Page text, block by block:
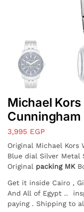
Michael Kors
Cunningham
3,995 EGP
Original Michael Kors
Blue dial Silver Metal
Original packing MK
Get it inside Cairo ,
And All of Egypt ..
paying . Shipping to